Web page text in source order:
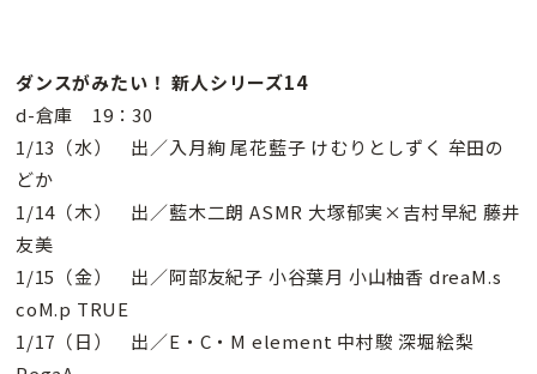
ダンスがみたい！ 新人シリーズ14
d-倉庫 19：30
1/13（水） 出／入月絢 尾花藍子 けむりとしずく 牟田の
どか
1/14（木） 出／藍木二朗 ASMR 大塚郁実×吉村早紀 藤井
友美
1/15（金） 出／阿部友紀子 小谷葉月 小山柚香 dreaM.s
coM.p TRUE
1/17（日） 出／E・C・M element 中村駿 深堀絵梨